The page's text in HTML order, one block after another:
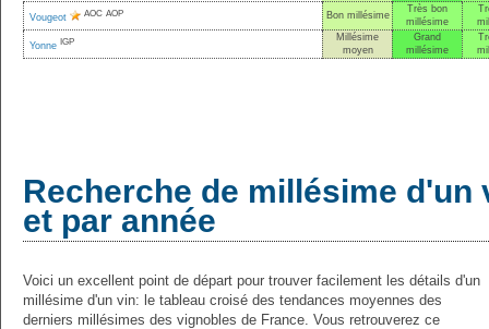
Vougeot AOC AOP Bon millésime
Très bon
millésime
Yonne IGP
Millésime
moyen
Grand
millésime
Recherche de millésime d'un
et par année
Voici un excellent point de départ pour trouver facilement les détails d'un
millésime d'un vin: le tableau croisé des tendances moyennes des
derniers millésimes des vignobles de France. Vous retrouverez ce